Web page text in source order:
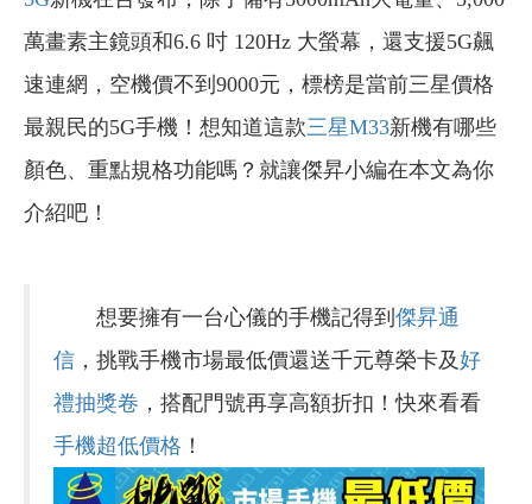
萬畫素主鏡頭和6.6 吋 120Hz 大螢幕，還支援5G飆
速連網，空機價不到9000元，標榜是當前三星價格
最親民的5G手機！想知道這款三星M33新機有哪些
顏色、重點規格功能嗎？就讓傑昇小編在本文為你
介紹吧！
想要擁有一台心儀的手機記得到 傑昇通
信 ，挑戰手機市場最低價還送千元尊榮卡及好
禮抽獎卷 ，搭配門號再享高額折扣！快來看看
手機超低價格 ！